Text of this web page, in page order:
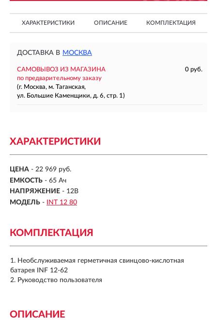
ХАРАКТЕРИСТИКИ ОПИСАНИЕ КОМПЛЕКТАЦИЯ
ДОСТАВКА В МОСКВА
САМОВЫВОЗ ИЗ МАГАЗИНА
0 руб.
по предварительному заказу
(г. Москва, м. Таганская,
ул. Большие Каменщики, д. 6, стр. 1)
ХАРАКТЕРИСТИКИ
ЦЕНА - 22 969 руб.
ЕМКОСТЬ - 65 Ач
НАПРЯЖЕНИЕ - 12В
МОДЕЛЬ - INT 12 80
КОМПЛЕКТАЦИЯ
Необслуживаемая герметичная свинцово-кислотная
батарея INF 12-62
Руководство пользователя
ОПИСАНИЕ